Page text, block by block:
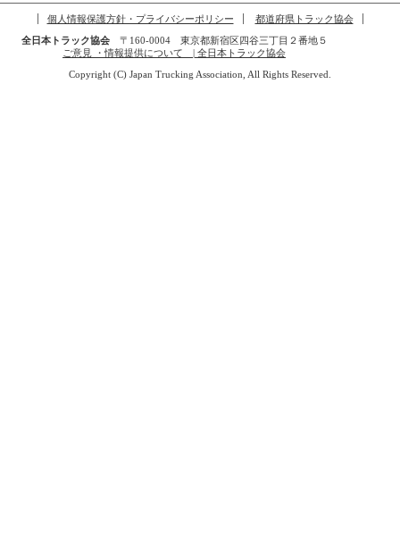
個人情報保護方針・プライバシーポリシー
都道府県トラック協会
全日本トラック協会〒160-0004 東京都新宿区四谷三丁目２番地５
ご意見 ・情報提供について | 全日本トラック協会
Copyright (C) Japan Trucking Association, All Rights Reserved.